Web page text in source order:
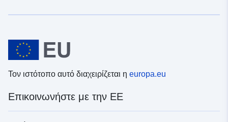
Τον ιστότοπο αυτό διαχειρίζεται η europa.eu
Επικοινωνήστε με την ΕΕ